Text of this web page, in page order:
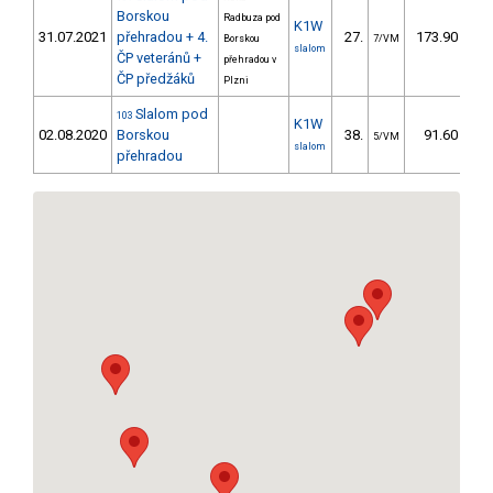
31.07.2021
Borskou
přehradou + 4.
ČP veteránů +
ČP předžáků
Radbuza pod
Borskou
přehradou v
Plzni
K1W
slalom
27. 7/VM 173.90
02.08.2020
103 Slalom pod
Borskou
přehradou
K1W
slalom
38. 5/VM 91.60